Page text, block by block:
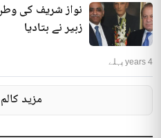
نواز شریف کی
زبیر نے بتادیا
4 years پہلے
مزید